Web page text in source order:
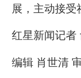
展，主动接受
红星新闻记者
编辑 肖世清